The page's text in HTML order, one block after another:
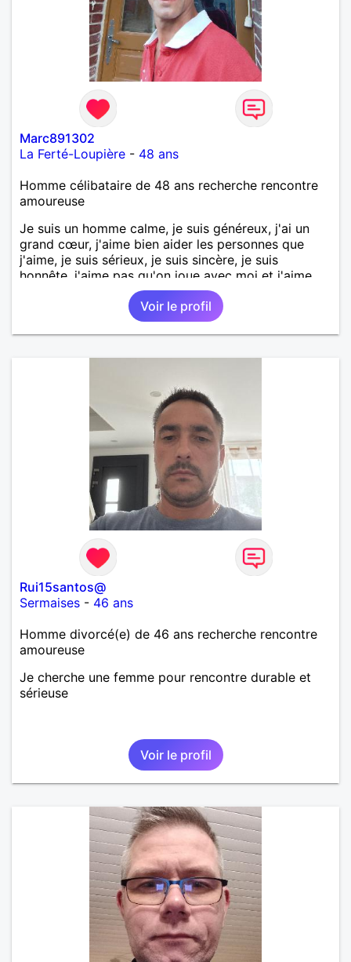
Marc891302
La Ferté-Loupière - 48 ans
Homme célibataire de 48 ans recherche rencontre
amoureuse
Je suis un homme calme, je suis généreux, j'ai un
grand cœur, j'aime bien aider les personnes que
j'aime, je suis sérieux, je suis sincère, je suis
honnête, j'aime pas qu'on joue avec moi et j'aime
pas les mensonges. Je cherche une relation
amoureuse et sérieuse.Voir le profil
Rui15santos@
Sermaises - 46 ans
Homme divorcé(e) de 46 ans recherche rencontre
amoureuse
Je cherche une femme pour rencontre durable et
sérieuse
Voir le profil